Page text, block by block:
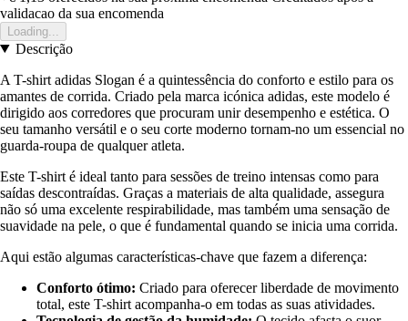
validacao da sua encomenda
Loading...
Descrição
A T-shirt adidas Slogan é a quintessência do conforto e estilo para os
amantes de corrida. Criado pela marca icónica adidas, este modelo é
dirigido aos corredores que procuram unir desempenho e estética. O
seu tamanho versátil e o seu corte moderno tornam-no um essencial no
guarda-roupa de qualquer atleta.
Este T-shirt é ideal tanto para sessões de treino intensas como para
saídas descontraídas. Graças a materiais de alta qualidade, assegura
não só uma excelente respirabilidade, mas também uma sensação de
suavidade na pele, o que é fundamental quando se inicia uma corrida.
Aqui estão algumas características-chave que fazem a diferença:
Conforto ótimo: Criado para oferecer liberdade de movimento
total, este T-shirt acompanha-o em todas as suas atividades.